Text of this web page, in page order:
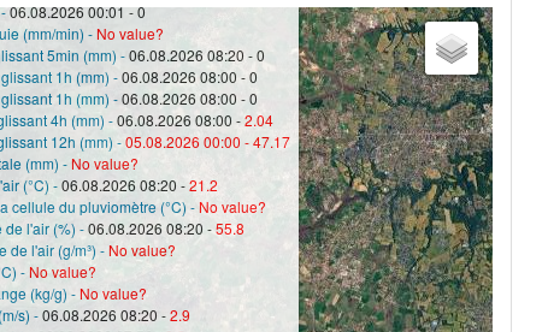
-06.08.2026 00:01 - 0
(mm/min) - No value?
5min (mm) -06.08.2026 08:20 - 0
1h (mm) -06.08.2026 08:00 - 0
1h (mm) -06.08.2026 08:00 - 0
4h (mm) -06.08.2026 08:00 -2.04
12h (mm) -05.08.2026 00:00 -47.17
(mm) -No value?
(°C) -06.08.2026 08:20 -21.2
cellule du pluviomètre (°C) -No value?
de l'air (%) -06.08.2026 08:20 -55.8
de l'air (g/m³) - No value?
-No value?
(kg/g) -No value?
s) -06.08.2026 08:20 -2.9